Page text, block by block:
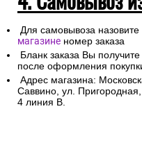
Для самовывоза назовите
магазине номер заказа
Бланк заказа Вы
после оформления
Адрес магазина:
Саввино, ул.
4 линия В.